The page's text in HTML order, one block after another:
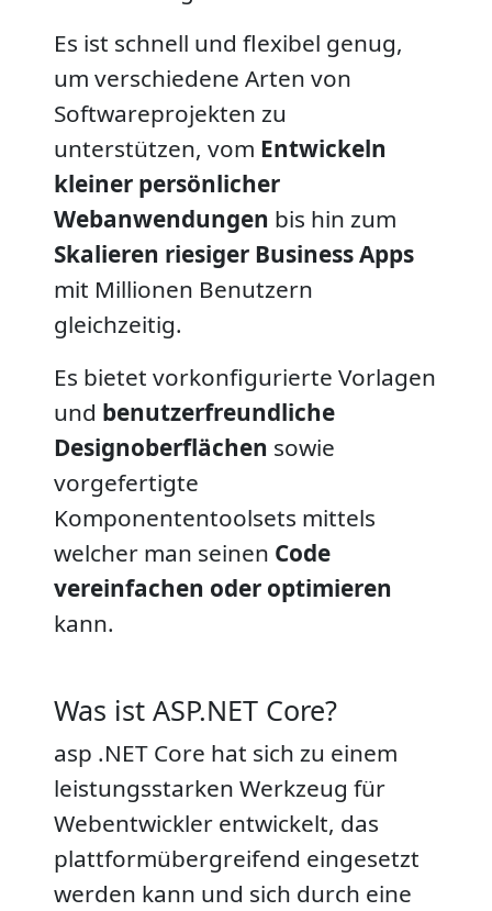
Es ist schnell und flexibel genug,
um verschiedene Arten von
Softwareprojekten zu
unterstützen, vom Entwickeln
kleiner persönlicher
Webanwendungen bis hin zum
Skalieren riesiger Business Apps
mit Millionen Benutzern
gleichzeitig.
Es bietet vorkonfigurierte Vorlagen
und benutzerfreundliche
Designoberflächen sowie
vorgefertigte
Komponententoolsets mittels
welcher man seinen Code
vereinfachen oder optimieren
kann.
Was ist ASP.NET Core?
asp .NET Core hat sich zu einem
leistungsstarken Werkzeug für
Webentwickler entwickelt, das
plattformübergreifend eingesetzt
werden kann und sich durch eine